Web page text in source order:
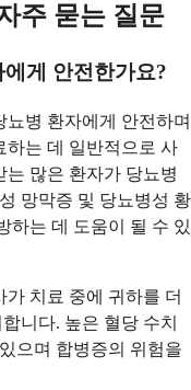
주 묻는 질문
게 안전한가요?
병 환자에게 안전하며
하는 데 일반적으로 사
많은 환자가 당뇨병
망막증 및 당뇨병성 황
하는 데 도움이 될 수 있
치료 중에 귀하를 더
니다. 높은 혈당 수치
으며 합병증의 위험을